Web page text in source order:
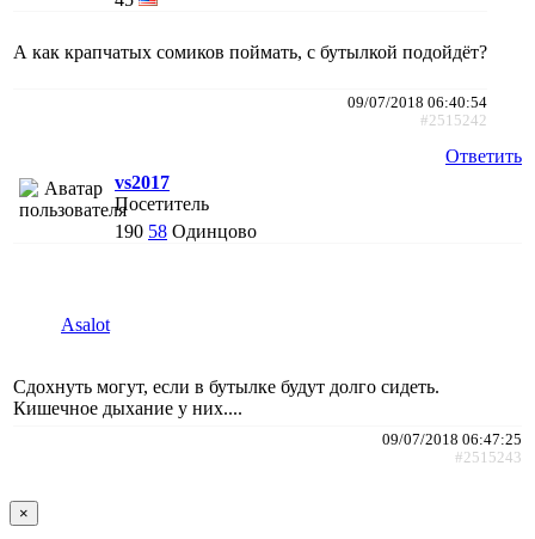
А как крапчатых сомиков поймать, с бутылкой подойдёт?
09/07/2018 06:40:54
#2515242
Ответить
vs2017
Посетитель
190 58 Одинцово
Asalot
Сдохнуть могут, если в бутылке будут долго сидеть.
Кишечное дыхание у них....
09/07/2018 06:47:25
#2515243
×